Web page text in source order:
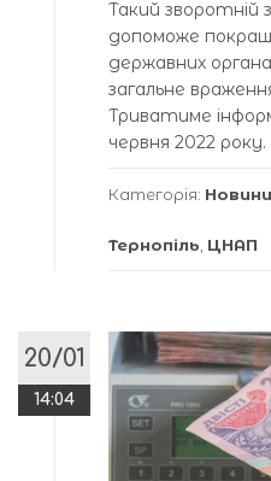
Такий зворотній
допоможе
державних
загальне
Триватиме
червня 2022 року.
Категорія: Новини
Тернопіль ЦНАП
20/01
14:04